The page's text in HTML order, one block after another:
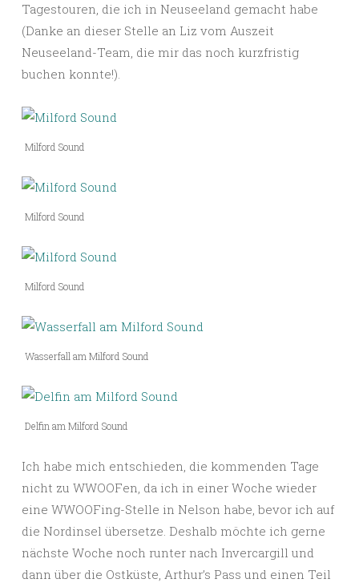
Tagestouren, die ich in Neuseeland gemacht habe
(Danke an dieser Stelle an Liz vom Auszeit
Neuseeland-Team, die mir das noch kurzfristig
buchen konnte!).
Milford Sound
Milford Sound
Milford Sound
Wasserfall am Milford Sound
Delfin am Milford Sound
Ich habe mich entschieden, die kommenden Tage
nicht zu WWOOFen, da ich in einer Woche wieder
eine WWOOFing-Stelle in Nelson habe, bevor ich auf
die Nordinsel übersetze. Deshalb möchte ich gerne
nächste Woche noch runter nach Invercargill und
dann über die Ostküste, Arthur’s Pass und einen Teil